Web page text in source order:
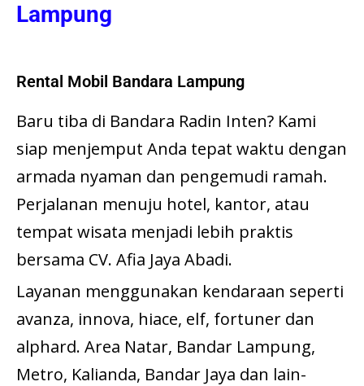
Lampung
Rental Mobil Bandara Lampung
Baru tiba di Bandara Radin Inten? Kami
siap menjemput Anda tepat waktu dengan
armada nyaman dan pengemudi ramah.
Perjalanan menuju hotel, kantor, atau
tempat wisata menjadi lebih praktis
bersama CV. Afia Jaya Abadi.
Layanan menggunakan kendaraan seperti
avanza, innova, hiace, elf, fortuner dan
alphard. Area Natar, Bandar Lampung,
Metro, Kalianda, Bandar Jaya dan lain-